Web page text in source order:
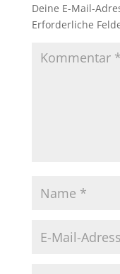
Deine E-Mail-
Erforderliche